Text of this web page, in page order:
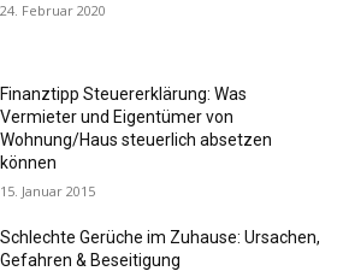
24. Februar 2020
Finanztipp Steuererklärung: Was
Vermieter und Eigentümer von
Wohnung/Haus steuerlich absetzen
können
15. Januar 2015
Schlechte Gerüche im Zuhause: Ursachen,
Gefahren & Beseitigung